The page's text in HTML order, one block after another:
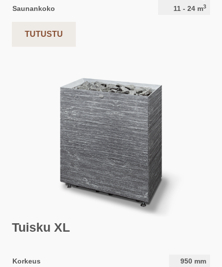
Saunankoko
11 - 24 m3
TUTUSTU
Tuisku XL
Korkeus 950 mm